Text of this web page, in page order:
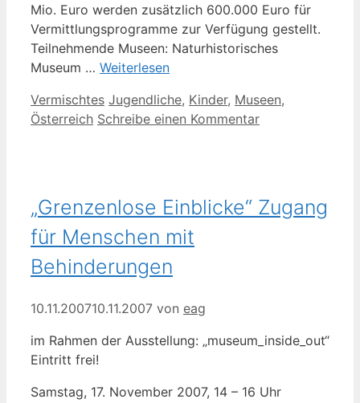
Mio. Euro werden zusätzlich 600.000 Euro für
Vermittlungsprogramme zur Verfügung gestellt.
Teilnehmende Museen: Naturhistorisches
Museum … Weiterlesen
Kategorien
Vermischtes Schlagwörter
Jugendliche, Kinder, Museen,
Österreich Schreibe einen Kommentar
„Grenzenlose Einblicke“ Zugang
für Menschen mit
Behinderungen
10.11.200710.11.2007 von eag
im Rahmen der Ausstellung: „museum_inside_out“
Eintritt frei!
Samstag, 17. November 2007, 14 – 16 Uhr